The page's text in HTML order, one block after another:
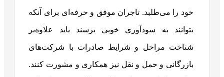
خود را می‌طلبد. تاجران موفق و حرفه‌ای برای آنکه
بتوانند به سودآوری خوبی برسند باید علاوه‌بر
شناخت مراحل و شرایط صادرات با شرکت‌های
بازرگانی و حمل و نقل نیز همکاری و مشورت کنند.